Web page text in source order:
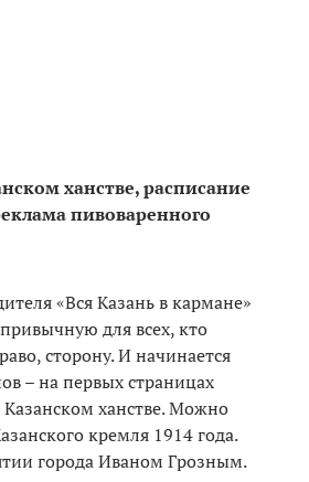
ханстве, расписание
пивоваренного
«Вся Казань в кармане»
для всех, кто
сторону. И начинается
– на первых страницах
Казанском ханстве. Можно
кремля 1914 года.
города Иваном Грозным.